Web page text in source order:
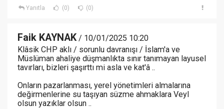
Yanıtla (0) (0)
Faik KAYNAK/ 10/01/2025 10:20
Klâsik CHP aklı / sorunlu davranışı / İslam'a ve
Müslüman ahaliye düşmanlıkta sınır tanımayan layusel
tavırları, bizleri şaşırttı mi asla ve kat'â ..
Onların pazarlanması, yerel yönetimleri almalarına
değirmenlerine su taşıyan süzme ahmaklara Veyl
olsun yazıklar olsun ..